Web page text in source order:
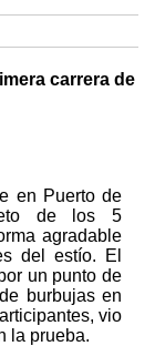
carrera de
en Puerto de
de los 5
agradable
del estío. El
un punto de
burbujas en
vio
la prueba.